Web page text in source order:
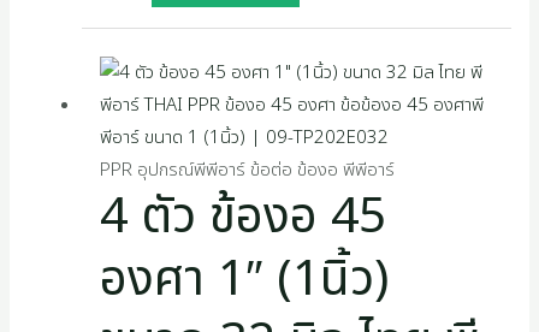
PPR อุปกรณ์พีพีอาร์ ข้อต่อ ข้องอ พีพีอาร์
4 ตัว ข้องอ 45
องศา 1″ (1นิ้ว)